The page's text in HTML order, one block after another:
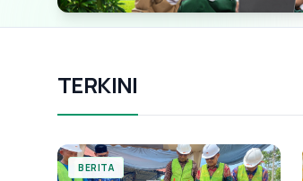
TERKINI
BERITA